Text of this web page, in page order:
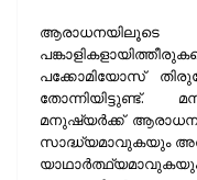
പക്കോമിയോസ്
തോന്നിയിട്ടുണ്ട്.
മനുഷ്യര്‍ക്ക്
സാദ്ധ്യമാവുകയും